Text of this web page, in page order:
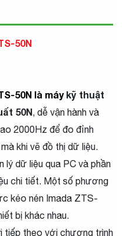
50N
50N là máy kỹ thuật
50N, dễ vận hành và
2000Hz để đo đỉnh
khi vẽ đồ thị dữ liệu.
lý dữ liệu qua PC và phần
chi tiết. Một số phương
kéo nén Imada ZTS-
bị khác nhau.
tiếp theo với chương trình